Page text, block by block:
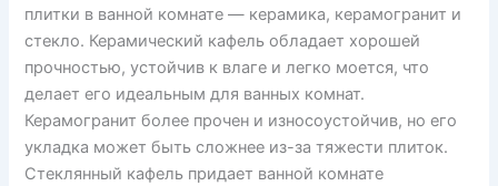
плитки в ванной комнате — керамика, керамогранит и
стекло. Керамический кафель обладает хорошей
прочностью, устойчив к влаге и легко моется, что
делает его идеальным для ванных комнат.
Керамогранит более прочен и износоустойчив, но его
укладка может быть сложнее из-за тяжести плиток.
Стеклянный кафель придает ванной комнате